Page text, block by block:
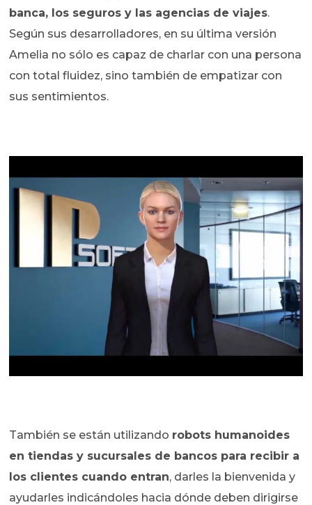
banca, los seguros y las agencias de viajes.
Según sus desarrolladores, en su última versión
Amelia no sólo es capaz de charlar con una persona
con total fluidez, sino también de empatizar con
sus sentimientos.
También se están utilizando robots humanoides
en tiendas y sucursales de bancos para recibir a
los clientes cuando entran, darles la bienvenida y
ayudarles indicándoles hacia dónde deben dirigirse